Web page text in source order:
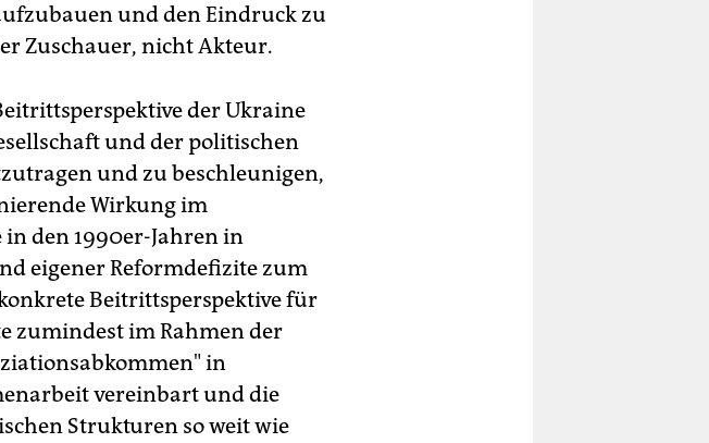
und den Eindruck zu
Zuschauer, nicht Akteur.
der Ukraine
und der politischen
und zu beschleunigen,
Wirkung im
den 1990er-Jahren in
eigener Reformdefizite zum
Beitrittsperspektive für
zumindest im Rahmen der
in
vereinbart und die
Strukturen so weit wie